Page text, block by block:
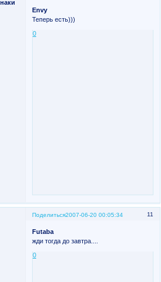
Envy
Теперь есть)))
0
Поделиться 11
2007-06-20 00:05:34
Futaba
жди тогда до завтра....
0